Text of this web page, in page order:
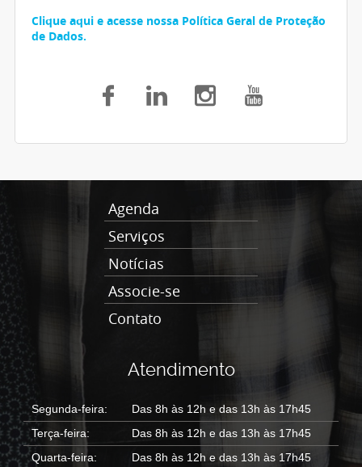
Clique aqui e acesse nossa Política Geral de Proteção
de Dados.
Agenda
Serviços
Notícias
Associe-se
Contato
Atendimento
Segunda-feira:
Das 8h às 12h e das 13h às 17h45
Terça-feira:
Das 8h às 12h e das 13h às 17h45
Quarta-feira:
Das 8h às 12h e das 13h às 17h45